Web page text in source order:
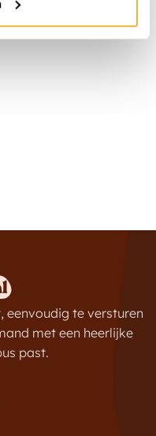
eenvoudig te versturen
met een heerlijke
past.